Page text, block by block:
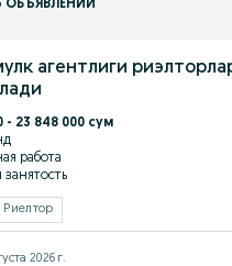
агентлиги
- 23 848 000 сум
работа
занятость
Риелтор
2026 г.